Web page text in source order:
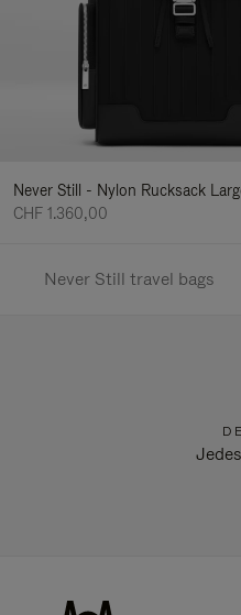
Never Still - Nylon Rucksack
CHF 1.360,00
Never Still travel bags